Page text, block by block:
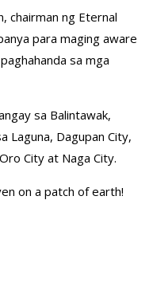
chairman ng Eternal
para maging aware
sa mga
sa Balintawak,
Laguna, Dagupan City,
City at Naga City.
on a patch of earth!